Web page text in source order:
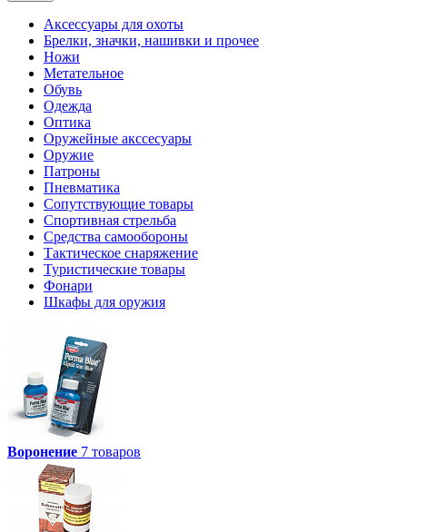
Аксессуары для охоты
Брелки, значки, нашивки и прочее
Ножи
Метательное
Обувь
Одежда
Оптика
Оружейные акссесуары
Оружие
Патроны
Пневматика
Сопутствующие товары
Спортивная стрельба
Средства самообороны
Тактическое снаряжение
Туристические товары
Фонари
Шкафы для оружия
Воронение 7 товаров